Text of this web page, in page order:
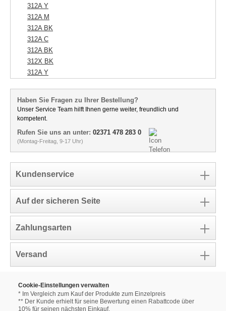
312A Y
312A M
312A BK
312A C
312A BK
312X BK
312A Y
Haben Sie Fragen zu Ihrer Bestellung?
Unser Service Team hilft Ihnen gerne weiter, freundlich und
kompetent.
Rufen Sie uns an unter: 02371 478 283 0
(Montag-Freitag, 9-17 Uhr)
Kundenservice
Auf der sicheren Seite
Zahlungsarten
Versand
Cookie-Einstellungen verwalten
* Im Vergleich zum Kauf der Produkte zum Einzelpreis
** Der Kunde erhielt für seine Bewertung einen Rabattcode über
10% für seinen nächsten Einkauf.